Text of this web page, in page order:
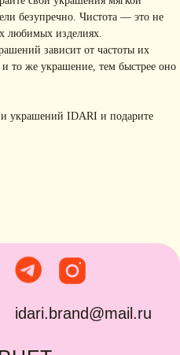
безупречно. Чистота — это не
любимых изделиях.
зависит от частоты их
то же украшение, тем быстрее оно
украшений IDARI и подарите